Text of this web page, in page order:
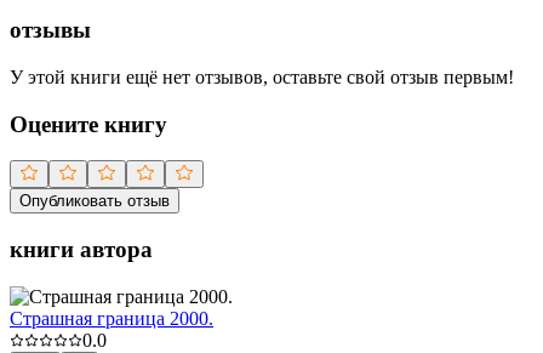
отзывы
У этой книги ещё нет отзывов, оставьте свой отзыв первым!
Оцените книгу
Опубликовать отзыв
книги автора
Страшная граница 2000.
0.0